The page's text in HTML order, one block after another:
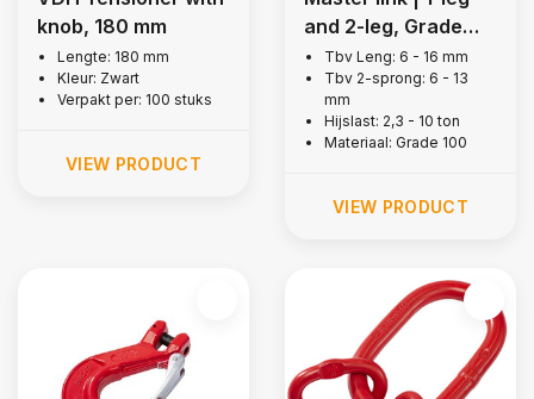
knob, 180 mm
Lengte: 180 mm
Kleur: Zwart
Verpakt per: 100 stuks
VIEW PRODUCT
and 2-leg, Grade
100Tbv Leng: 6 - 16 mm
Tbv 2-sprong: 6 - 13
mm
Hijslast: 2,3 - 10 ton
Materiaal: Grade 100
VIEW PRODUCT